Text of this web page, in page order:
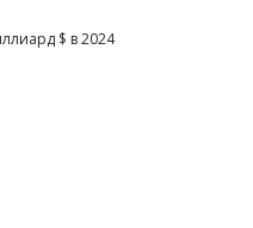
$ в 2024